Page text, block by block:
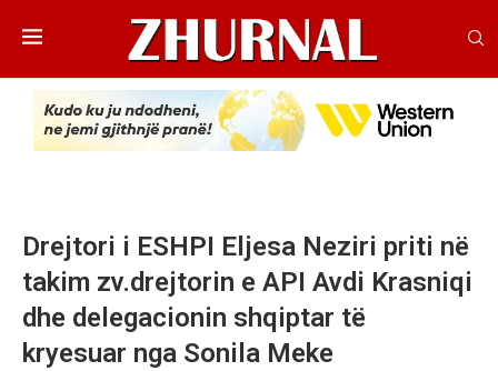
Drejtori i ESHPI Eljesa Neziri priti në
takim zv.drejtorin e API Avdi Krasniqi
dhe delegacionin shqiptar të
kryesuar nga Sonila Meke